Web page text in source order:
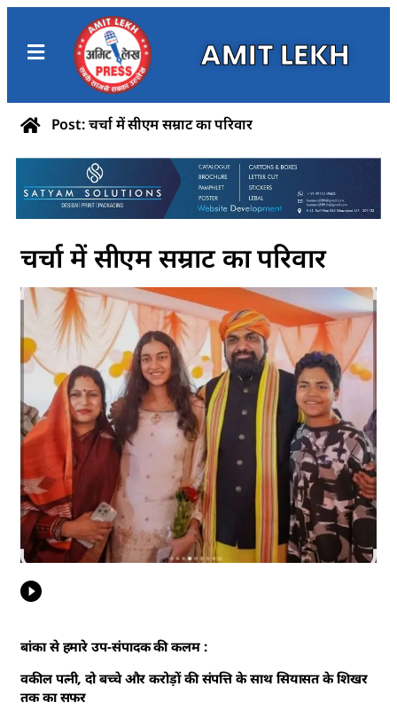
AMIT LEKH
Post: चर्चा में सीएम सम्राट का परिवार
चर्चा में सीएम सम्राट का परिवार
बांका से हमारे उप-संपादक की कलम :
वकील पत्नी, दो बच्चे और करोड़ों की संपत्ति के साथ सियासत के शिखर
तक का सफर